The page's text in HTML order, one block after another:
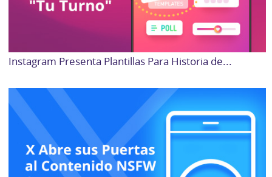
Instagram Presenta Plantillas Para Historia de...